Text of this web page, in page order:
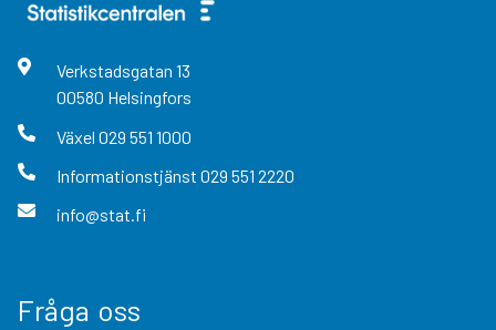
Verkstadsgatan 13
00580 Helsingfors
Växel 029 551 1000
Informationstjänst 029 551 2220
info@stat.fi
Fråga oss